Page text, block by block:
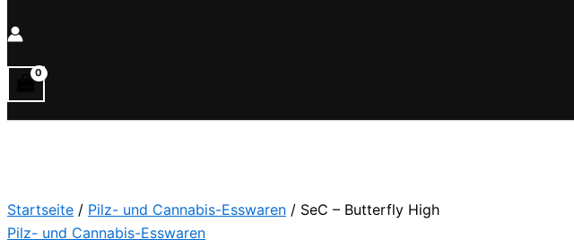
Startseite / Pilz- und Cannabis-Esswaren / SeC – Butterfly High
Pilz- und Cannabis-Esswaren